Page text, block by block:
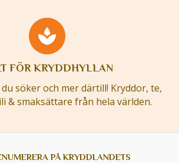
FÖR KRYDDHYLLAN
söker och mer därtill! Kryddor, te,
& smaksättare från hela världen.
PÅ KRYDDLANDETS